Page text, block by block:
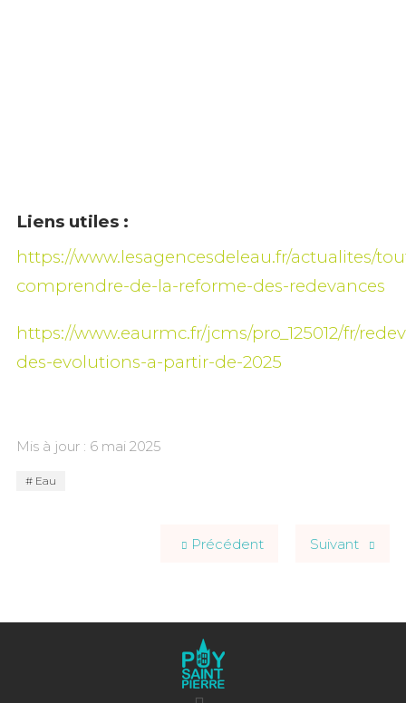
Liens utiles :
https://www.lesagencesdeleau.fr/actualites/
comprendre-de-la-reforme-des-redevances
https://www.eaurmc.fr/jcms/pro_125012/fr/
des-evolutions-a-partir-de-2025
Mis à jour : 6 mai 2025
Eau
Précédent Suivant